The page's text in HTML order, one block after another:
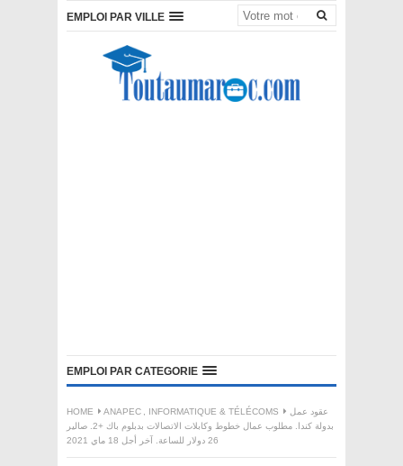
EMPLOI PAR VILLE
EMPLOI PAR CATEGORIE
HOME ANAPEC , INFORMATIQUE & TÉLÉCOMS
عقود عمل
بدولة كندا. مطلوب عمال خطوط وكابلات الاتصالات بدبلوم باك +2. صالير
26 دولار للساعة. آخر أجل 18 ماي 2021